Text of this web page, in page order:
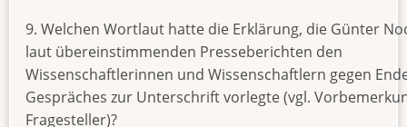
9. Welchen Wortlaut hatte die Erklärung, die Günter
laut übereinstimmenden Presseberichten den
Wissenschaftlerinnen und Wissenschaftlern gegen
Gespräches zur Unterschrift vorlegte (vgl.
Fragesteller)?